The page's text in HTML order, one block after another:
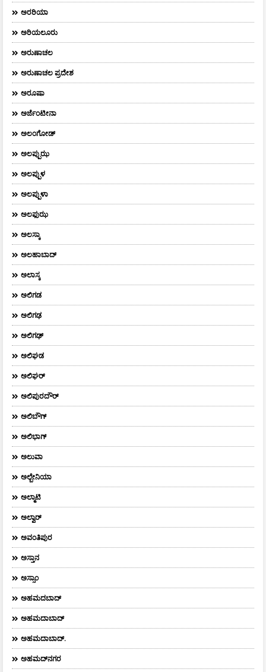
ಅರರಿಯಾ
ಅರಿಯಲೂರು
ಅರುಣಾಚಲ
ಅರುಣಾಚಲ ಪ್ರದೇಶ
ಅರೂಷಾ
ಅರ್ಜೆಂಟೀನಾ
ಅಲಂಗೋಡ್
ಅಲಪ್ಪುಝ
ಅಲಪ್ಪುಳ
ಅಲಪ್ಪುಳಾ
ಅಲಫುಝ
ಅಲಸ್ಕಾ
ಅಲಹಾಬಾದ್
ಅಲಾಸ್ಕ
ಅಲಿಗಡ
ಅಲಿಗಢ
ಅಲಿಗಢ್
ಅಲಿಘಡ
ಅಲಿಘರ್
ಅಲಿಪುರದೌರ್‌
ಅಲಿಬೌಗ್
ಅಲಿಭಾಗ್
ಅಲುವಾ
ಅಲ್ಬೇನಿಯಾ
ಅಲ್ಮಾಟಿ
ಅಲ್ವಾರ್
ಅವಂತಿಪುರ
ಅಸ್ತಾನ
ಅಸ್ಸಾಂ
ಅಹಮದಬಾದ್
ಅಹಮದಾಬಾದ್
ಅಹಮದಾಬಾದ್‌.
ಅಹಮದ್‌ನಗರ